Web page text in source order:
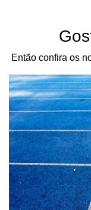
Então confira os